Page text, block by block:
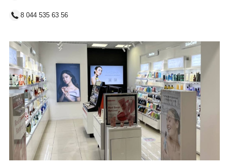
8 044 535 63 56